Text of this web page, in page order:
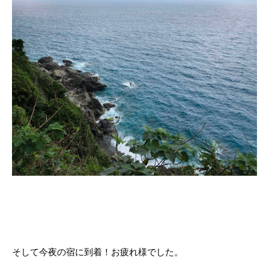
そして今夜の宿に到着！お疲れ様でした。